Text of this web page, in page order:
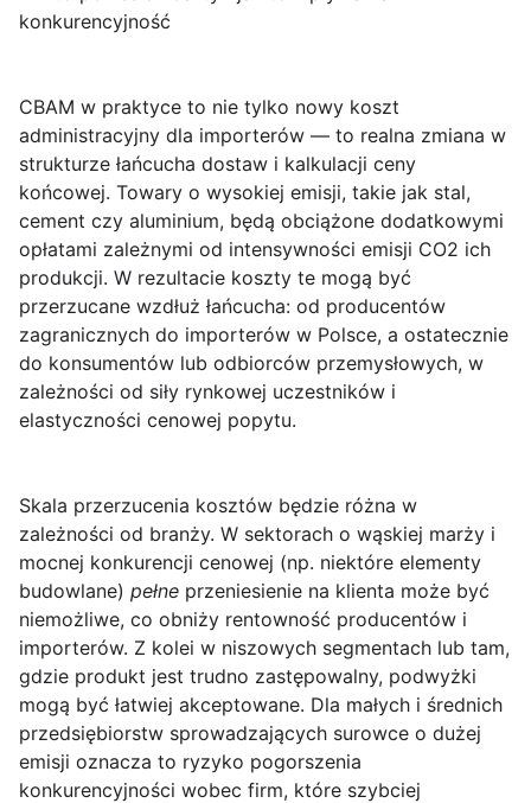
konkurencyjność
CBAM w praktyce to nie tylko nowy koszt
administracyjny dla importerów — to realna zmiana w
strukturze łańcucha dostaw i kalkulacji ceny
końcowej. Towary o wysokiej emisji, takie jak stal,
cement czy aluminium, będą obciążone dodatkowymi
opłatami zależnymi od intensywności emisji CO2 ich
produkcji. W rezultacie koszty te mogą być
przerzucane wzdłuż łańcucha: od producentów
zagranicznych do importerów w Polsce, a ostatecznie
do konsumentów lub odbiorców przemysłowych, w
zależności od siły rynkowej uczestników i
elastyczności cenowej popytu.
Skala przerzucenia kosztów będzie różna w
zależności od branży. W sektorach o wąskiej marży i
mocnej konkurencji cenowej (np. niektóre elementy
budowlane) pełne przeniesienie na klienta może być
niemożliwe, co obniży rentowność producentów i
importerów. Z kolei w niszowych segmentach lub tam,
gdzie produkt jest trudno zastępowalny, podwyżki
mogą być łatwiej akceptowane. Dla małych i średnich
przedsiębiorstw sprowadzających surowce o dużej
emisji oznacza to ryzyko pogorszenia
konkurencyjności wobec firm, które szybciej